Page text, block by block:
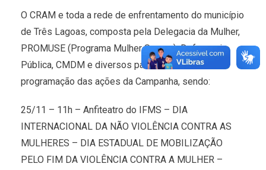
O CRAM e toda a rede de enfrentamento do município
de Três Lagoas, composta pela Delegacia da Mulher,
PROMUSE (Programa Mulher Segura), Defensoria
Pública, CMDM e diversos parceiros definiram a
programação das ações da Campanha, sendo:
25/11 – 11h – Anfiteatro do IFMS – DIA
INTERNACIONAL DA NÃO VIOLÊNCIA CONTRA AS
MULHERES – DIA ESTADUAL DE MOBILIZAÇÃO
PELO FIM DA VIOLÊNCIA CONTRA A MULHER –